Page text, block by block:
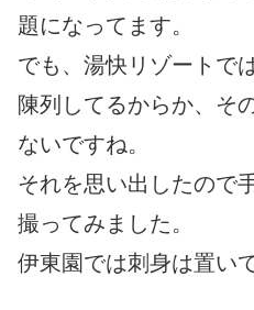
題になってます。
でも、湯快リゾートで
陳列してるからか、そ
ないですね。
それを思い出したので
撮ってみました。
伊東園では刺身は置い